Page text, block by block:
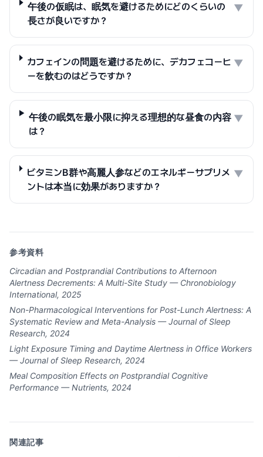
午後の仮眠は、眠気を避けるためにどのくらいの
長さが良いですか？
▼
カフェインの問題を避けるために、デカフェコーヒ
ーを飲むのはどうですか？
▼
午後の眠気を最小限に抑える理想的な昼食の内容
は？
▼
ビタミンB群や高麗人参などのエネルギーサプリメ
ントは本当に効果がありますか？
▼
参考資料
Circadian and Postprandial Contributions to Afternoon
Alertness Decrements: A Multi-Site Study — Chronobiology
International, 2025
Non-Pharmacological Interventions for Post-Lunch Alertness: A
Systematic Review and Meta-Analysis — Journal of Sleep
Research, 2024
Light Exposure Timing and Daytime Alertness in Office Workers
— Journal of Sleep Research, 2024
Meal Composition Effects on Postprandial Cognitive
Performance — Nutrients, 2024
関連記事